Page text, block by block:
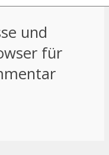
und
für